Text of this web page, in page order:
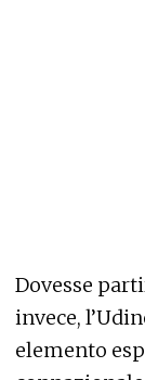
Dovesse
invece,
elemento